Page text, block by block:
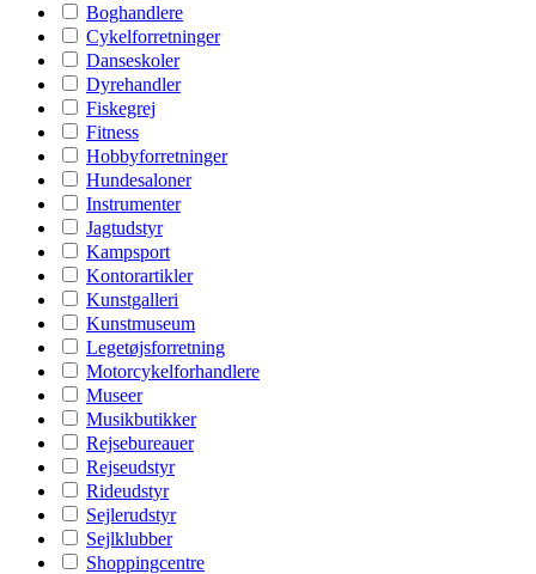
Boghandlere
Cykelforretninger
Danseskoler
Dyrehandler
Fiskegrej
Fitness
Hobbyforretninger
Hundesaloner
Instrumenter
Jagtudstyr
Kampsport
Kontorartikler
Kunstgalleri
Kunstmuseum
Legetøjsforretning
Motorcykelforhandlere
Museer
Musikbutikker
Rejsebureauer
Rejseudstyr
Rideudstyr
Sejlerudstyr
Sejlklubber
Shoppingcentre